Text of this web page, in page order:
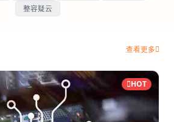
整容疑云
查看更多
HOT